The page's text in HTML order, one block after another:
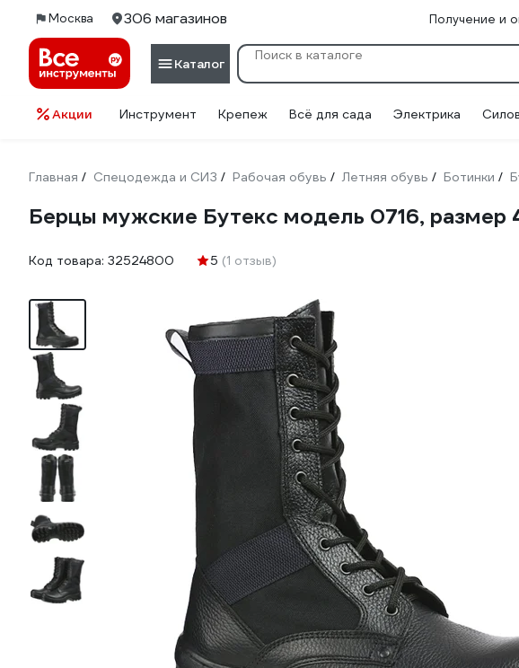
Москва 306 магазинов Получение и
Каталог
Акции Инструмент Крепеж Всё для сада Электрика
Главная / Спецодежда и СИЗ / Рабочая обувь / Летняя обувь / Ботинки /
Берцы мужские Бутекс модель 0716,
Код товара: 32524800 5 (1 отзыв)